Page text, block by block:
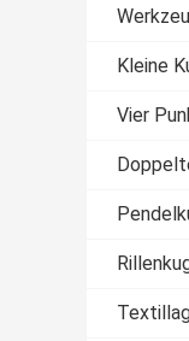
Kleine
Vier